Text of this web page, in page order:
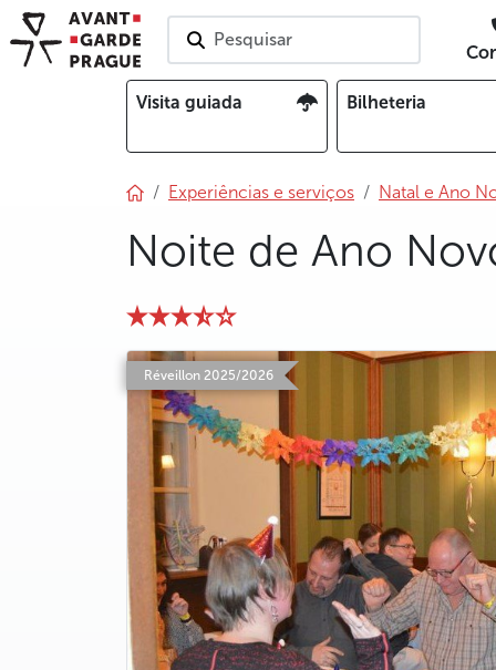
Pesquisar
Visita guiada Bilheteria
Experiências e serviços Natal e Ano
Noite de Ano
Réveillon 2025/2026
photo 5
photo 6
photo 7
photo 8
photo 9